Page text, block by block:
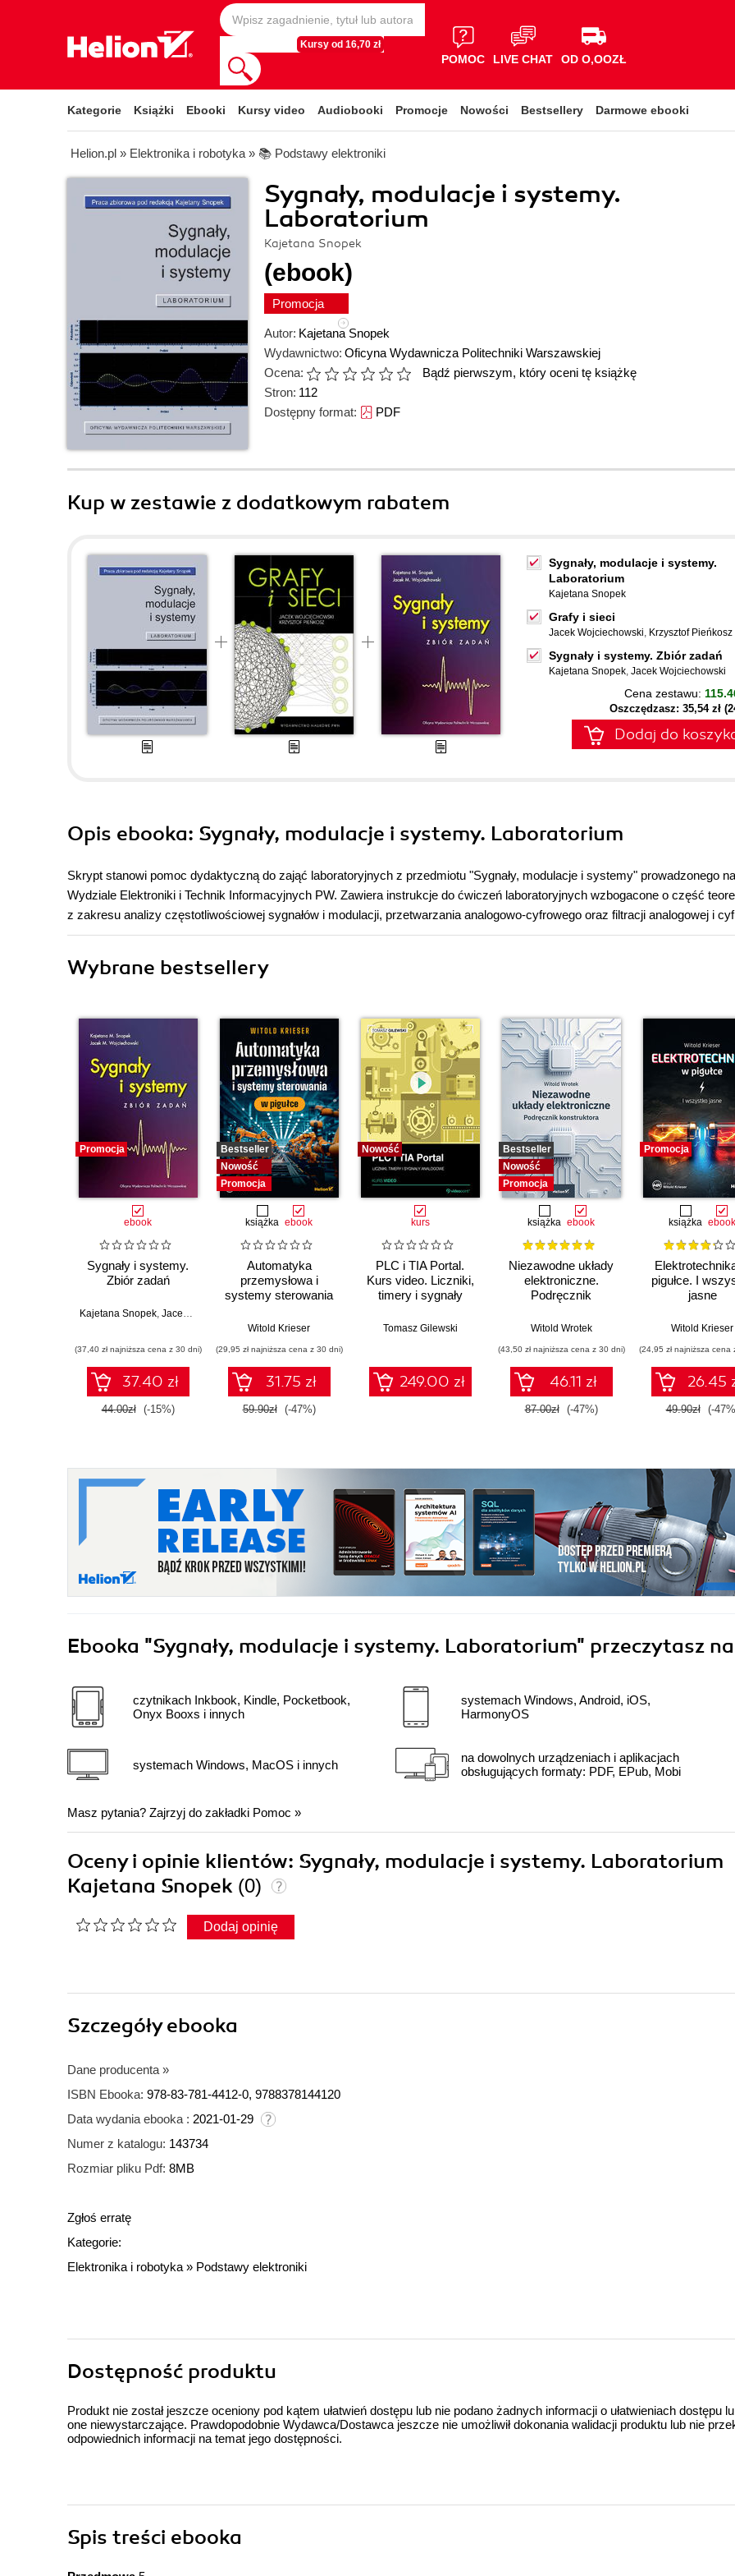
Kursy od 16,70 zł
POMOC LIVE CHAT OD O,OOZŁ
Kategorie Książki Ebooki Kursy video Audiobooki Promocje Nowości Bestsellery Darmowe ebooki
Helion.pl » Elektronika i robotyka » 📚 Podstawy elektroniki
Sygnały, modulacje i systemy.
Laboratorium
Kajetana Snopek
(ebook)
Promocja
Autor: Kajetana Snopek
Wydawnictwo: Oficyna Wydawnicza Politechniki Warszawskiej
Ocena:
Bądź pierwszym, który oceni tę książkę
Stron: 112
Dostępny format: PDF
Kup w zestawie z dodatkowym rabatem
Sygnały, modulacje i systemy.
Laboratorium
Kajetana Snopek
Grafy i sieci
Jacek Wojciechowski, Krzysztof Pieńkosz
Sygnały i systemy. Zbiór zadań
Kajetana Snopek, Jacek Wojciechowski
Cena zestawu:
Oszczędzasz: 35,54 zł
Dodaj do
Opis ebooka: Sygnały, modulacje i systemy. Laboratorium
Skrypt stanowi pomoc dydaktyczną do zająć laboratoryjnych z przedmiotu "Sygnały, modulacje i systemy" prowadzonego na
Wydziale Elektroniki i Technik Informacyjnych PW. Zawiera instrukcje do ćwiczeń laboratoryjnych wzbogacone o część
z zakresu analizy częstotliwościowej sygnałów i modulacji, przetwarzania analogowo-cyfrowego oraz filtracji analogowej i
Wybrane bestsellery
Promocja
ebook
Sygnały i systemy.
Zbiór zadań
Kajetana Snopek, Jacek Wojciechowski
(37,40 zł najniższa cena z 30 dni)
37.40 zł
44.00zł (-15%)
Bestseller
Nowość
Promocja
książka ebook
Automatyka
przemysłowa i
systemy sterowania
Witold Krieser
(29,95 zł najniższa cena z 30 dni)
31.75 zł
59.90zł (-47%)
Nowość
kurs
PLC i TIA Portal.
Kurs video. Liczniki,
timery i sygnały
Tomasz Gilewski
249.00 zł
Bestseller
Nowość
Promocja
książka ebook
Niezawodne układy
elektroniczne.
Podręcznik
Witold Wrotek
(43,50 zł najniższa cena z 30 dni)
46.11 zł
87.00zł (-47%)
Promocja
książka ebook
pigułce. I
jasne
Witold Krieser
(24,95 zł najniższa cena
26.45
49.90zł (-
Ebooka "Sygnały, modulacje i systemy. Laboratorium" przeczytasz
czytnikach Inkbook, Kindle, Pocketbook,
Onyx Booxs i innych
systemach Windows, MacOS i innych
systemach Windows, Android, iOS,
HarmonyOS
na dowolnych urządzeniach i aplikacjach
obsługujących formaty: PDF, EPub, Mobi
Masz pytania? Zajrzyj do zakładki Pomoc »
Oceny i opinie klientów: Sygnały, modulacje i systemy. Laboratorium
Kajetana Snopek (0)
Dodaj opinię
Szczegółyebooka
Dane producenta »
ISBN Ebooka: 978-83-781-4412-0, 9788378144120
Data wydania ebooka : 2021-01-29
Numer z katalogu: 143734
Rozmiar pliku Pdf: 8MB
Zgłoś erratę
Kategorie:
Elektronika i robotyka » Podstawy elektroniki
Dostępność produktu
Produkt nie został jeszcze oceniony pod kątem ułatwień dostępu lub nie podano żadnych informacji o ułatwieniach dostępu
one niewystarczające. Prawdopodobnie Wydawca/Dostawca jeszcze nie umożliwił dokonania walidacji produktu lub nie
odpowiednich informacji na temat jego dostępności.
Spis treści ebooka